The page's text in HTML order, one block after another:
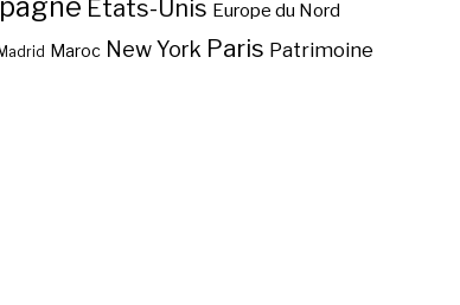
Etats-Unis Europe du Nord
Madrid Maroc New York Paris Patrimoine